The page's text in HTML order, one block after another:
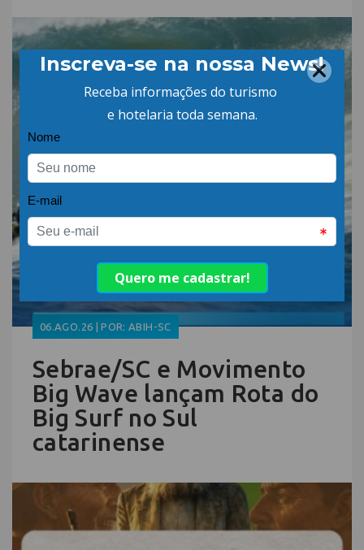
06.AGO.26 | POR: ABIH-SC
Sebrae/SC e Movimento
Big Wave lançam Rota do
Big Surf no Sul
catarinense